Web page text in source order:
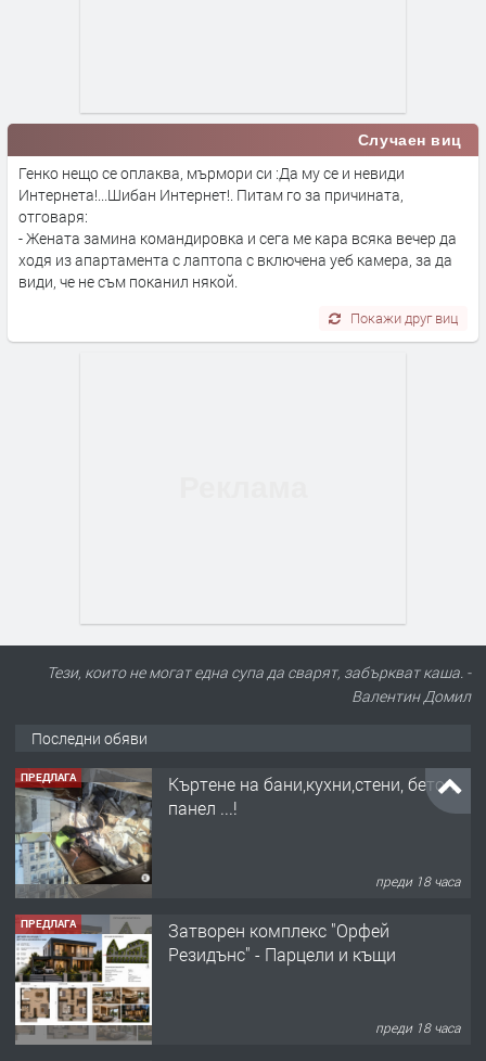
Случаен виц
Генко нещо се оплаква, мърмори си :Да му се и невиди
Интернета!...Шибан Интернет!. Питам го за причината,
отговаря:
- Жената замина командировка и сега ме кара всяка вечер да
ходя из апартамента с лаптопа с включена уеб камера, за да
види, че не съм поканил някой.
Покажи друг виц
Тези, които не могат една супа да сварят, забъркват каша. -
Валентин Домил
Последни обяви
ПРЕДЛАГА
Къртене на бани,кухни,стени, бетон,
панел ...!
преди 18 часа
ПРЕДЛАГА
Затворен комплекс "Орфей
Резидънс" - Парцели и къщи
преди 18 часа